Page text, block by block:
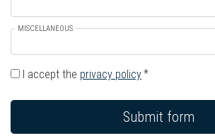
MISCELLANEOUS
I accept the privacy policy
Submit form